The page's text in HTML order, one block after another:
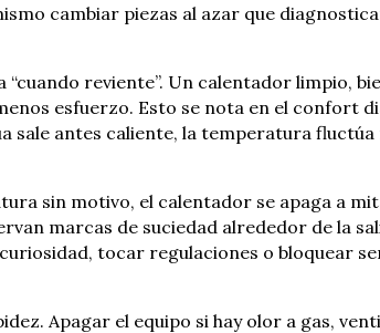
cambiar piezas al azar que
reviente”. Un calentador limpio,
esfuerzo. Esto se nota en el confort
antes caliente, la temperatura
sin motivo, el calentador se apaga a
marcas de suciedad alrededor de la
tocar regulaciones o bloquear
Apagar el equipo si hay olor a gas,